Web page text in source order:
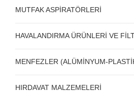
MUTFAK ASPİRATÖRLERİ
HAVALANDIRMA ÜRÜNLERİ VE
MENFEZLER (ALÜMİNYUM-
HIRDAVAT MALZEMELERİ